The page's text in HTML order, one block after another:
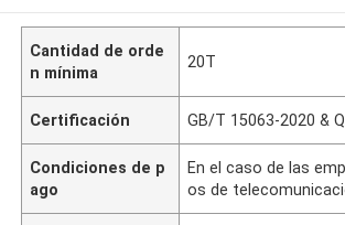
Cantidad de orde
n mínima
20T
Certificación GB/T 15063-2020 &
Condiciones de p
ago
En el caso de las
os de